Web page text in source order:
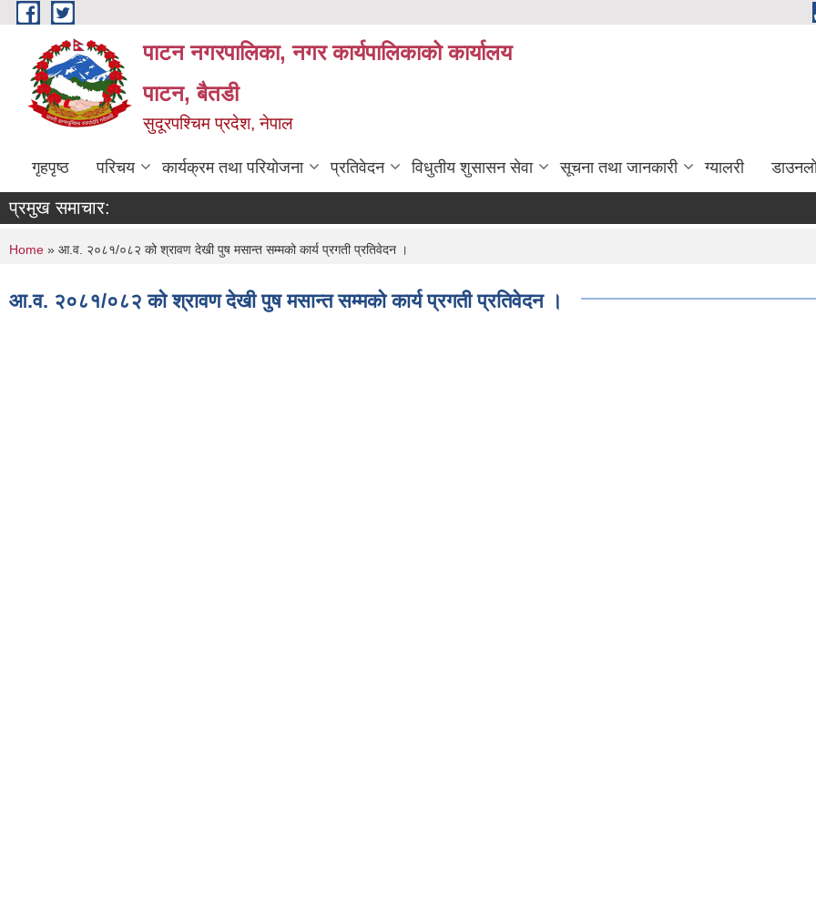
Skip to main content
पाटन नगरपालिका, नगर कार्यपालिकाको कार्यालय
पाटन, बैतडी
सुदूरपश्चिम प्रदेश, नेपाल
गृहपृष्ठ परिचय कार्यक्रम तथा परियोजना प्रतिवेदन विधुतीय शुसासन सेवा सूचना तथा जानकारी ग्यालरी
प्रमुख समाचार:
You are here
Home » आ.व. २०८१/०८२ को श्रावण देखी पुष मसान्त सम्मको कार्य प्रगती प्रतिवेदन ।
आ.व. २०८१/०८२ को श्रावण देखी पुष मसान्त सम्मको कार्य प्रगती प्रतिवेदन ।